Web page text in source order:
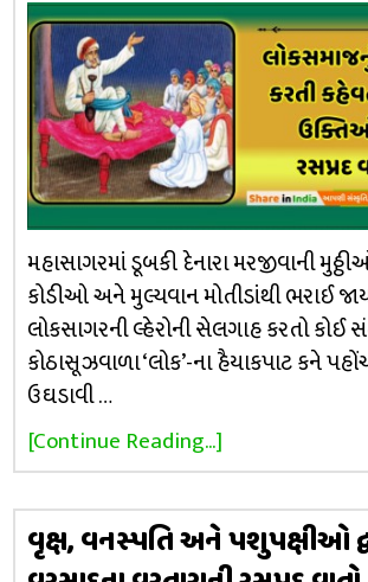
મહાસાગરમાં ડૂબકી દેનારા મરજીવાની
કોડીઓ અને મુલ્યવાન મોતીડાંથી ભરાઈ
લોકસાગરની લ્હેરોની સેલગાહ કરતો કોઈ
કોઠાસૂઝવાળા ‘લોક’-ના હૈયાકપાટ કને
ઉઘડાવી …
[Continue Reading...]
વૃક્ષ, વનસ્પતિ અને પશુપક્ષીઓ